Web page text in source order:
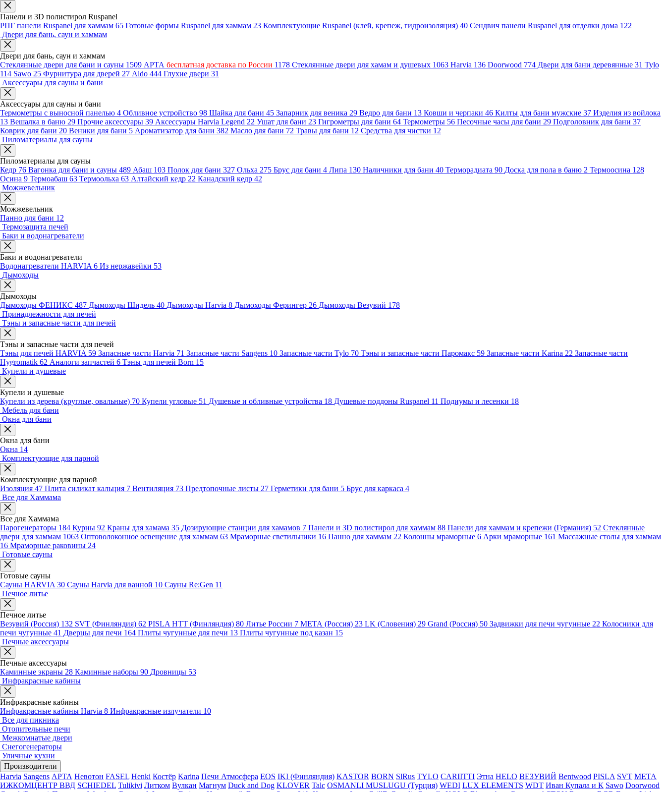
Панели и 3D полистирол Ruspanel
РПГ панели Ruspanel для хаммам 65 Готовые формы Ruspanel для хаммам 23 Комплектующие Ruspanel (клей, крепеж, гидроизоляция) 40 Сендвич панели Ruspanel для отделки дома 122
Двери для бань, саун и хаммам
Двери для бань, саун и хаммам
Стеклянные двери для бани и сауны 1509 АРТА бесплатная доставка по России 1178 Стеклянные двери для хамам и душевых 1063 Harvia 136 Doorwood 774 Двери для бани деревянные 31 Tylo
114 Sawo 25 Фурнитура для дверей 27 Aldo 444 Глухие двери 31
Аксессуары для сауны и бани
Аксессуары для сауны и бани
Термометры с выносной панелью 4 Обливное устройство 98 Шайка для бани 45 Запарник для веника 29 Ведро для бани 13 Ковши и черпаки 46 Килты для бани мужские 37 Изделия из войлока
13 Вешалка в баню 29 Прочие аксессуары 39 Аксессуары Harvia Legend 22 Ушат для бани 23 Гигрометры для бани 64 Термометры 56 Песочные часы для бани 29 Подголовник для бани 37
Коврик для бани 20 Веники для бани 5 Ароматизатор для бани 382 Масло для бани 72 Травы для бани 12 Средства для чистки 12
Пиломатериалы для сауны
Пиломатериалы для сауны
Кедр 76 Вагонка для бани и сауны 489 Абаш 103 Полок для бани 327 Ольха 275 Брус для бани 4 Липа 130 Наличники для бани 40 Терморадиата 90 Доска для пола в баню 2 Термоосина 128
Осина 9 Термоабаш 63 Термоольха 63 Алтайский кедр 22 Канадский кедр 42
Можжевельник
Можжевельник
Панно для бани 12
Термозащита печей
Баки и водонагреватели
Баки и водонагреватели
Водонагреватели HARVIA 6 Из нержавейки 53
Дымоходы
Дымоходы
Дымоходы ФЕНИКС 487 Дымоходы Шидель 40 Дымоходы Harvia 8 Дымоходы Ферингер 26 Дымоходы Везувий 178
Принадлежности для печей
Тэны и запасные части для печей
Тэны и запасные части для печей
Тэны для печей HARVIA 59 Запасные части Harvia 71 Запасные части Sangens 10 Запасные части Tylo 70 Тэны и запасные части Паромакс 59 Запасные части Karina 22 Запасные части
Hygromatik 62 Аналоги запчастей 6 Тэны для печей Born 15
Купели и душевые
Купели и душевые
Купели из дерева (круглые, овальные) 70 Купели угловые 51 Душевые и обливные устройства 18 Душевые поддоны Ruspanel 11 Подиумы и лесенки 18
Мебель для бани
Окна для бани
Окна для бани
Окна 14
Комплектующие для парной
Комплектующие для парной
Изоляция 47 Плита силикат кальция 7 Вентиляция 73 Предтопочные листы 27 Герметики для бани 5 Брус для каркаса 4
Все для Хаммама
Все для Хаммама
Парогенераторы 184 Курны 92 Краны для хамама 35 Дозирующие станции для хамамов 7 Панели и 3D полистирол для хаммам 88 Панели для хаммам и крепежи (Германия) 52 Стеклянные
двери для хаммам 1063 Оптоволоконное освещение для хаммам 63 Мраморные светильники 16 Панно для хаммам 22 Колонны мраморные 6 Арки мраморные 161 Массажные столы для хаммам
16 Мраморные раковины 24
Готовые сауны
Готовые сауны
Сауны HARVIA 30 Сауны Harvia для ванной 10 Сауны Re:Gen 11
Печное литье
Печное литье
Везувий (Россия) 132 SVT (Финляндия) 62 PISLA HTT (Финляндия) 80 Литье России 7 МЕТА (Россия) 23 LK (Словения) 29 Grand (Россия) 50 Задвижки для печи чугунные 22 Колосники для
печи чугунные 41 Дверцы для печи 164 Плиты чугунные для печи 13 Плиты чугунные под казан 15
Печные аксессуары
Печные аксессуары
Каминные экраны 28 Каминные наборы 90 Дровницы 53
Инфракрасные кабины
Инфракрасные кабины
Инфракрасные кабины Harvia 8 Инфракрасные излучатели 10
Все для пикника
Отопительные печи
Межкомнатые двери
Снегогенераторы
Уличные кухни
Производители
Harvia Sangens АРТА Невотон FASEL Henki Костёр Karina Печи Атмосфера EOS IKI (Финляндия) KASTOR BORN SlRus TYLO CARIITTI Этна HELO ВЕЗУВИЙ Bentwood PISLA SVT МЕТА
ИЖКОМЦЕНТР ВВД SCHIEDEL Tulikivi Литком Вулкан Магнум Duck and Dog KLOVER Talc OSMANLI MUSLUGU (Турция) WEDI LUX ELEMENTS WDT Иван Купала и К Sawo Doorwood